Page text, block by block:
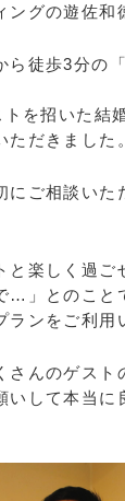
ングの遊佐和
ら徒歩3分の
を招いた結
だきました。
にご相談いた
と楽しく過
…」とのこと
ランをご利用
さんのゲスト
いして本当に